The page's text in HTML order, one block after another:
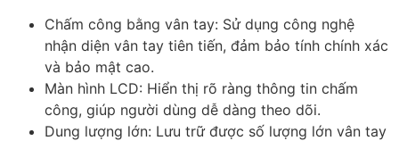
Chấm công bằng vân tay: Sử dụng công nghệ
nhận diện vân tay tiên tiến, đảm bảo tính chính xác
và bảo mật cao.
Màn hình LCD: Hiển thị rõ ràng thông tin chấm
công, giúp người dùng dễ dàng theo dõi.
Dung lượng lớn: Lưu trữ được số lượng lớn vân tay